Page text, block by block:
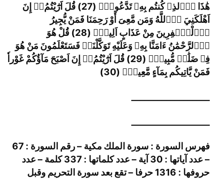
هَٰذَا اَلذِے كُنتُم بِهِۦتَدَّعُونَ (27) قُلَ اَرَٰٓيْتُمُ ۥ ٓ إِنَ
اَهْلَكَنِيَ اَللَّهُ وَمَن مَّعِىَ أَوْ رَحِمَنَا فَمَنْ يُّجِيرُ
اُلْكٰفِرِينَ مِنْ عَذَابٍ اَلِيمٖ
(28) قُلْ هُوَ
اَلرَّحْمَٰنُ ءَامَنَّا بِهِۦ وَعَلَيْهِ تَوَكَّلْنَا فَسَتَعْلَمُونَ مَنْ هُوَ
فِے ضَلَٰلٖ مُّبِينٖ (29) قُلَ اَرَٰٓيْتُمُ ۥ ٓ إِنَ اَصْبَحَ مَآؤُكُمْ غَوْراٗ
فَمَنْ يَّاتِيكُم بِمَآءٍ مَّعِينٖ (30)
فهرس السورة :
سورة الملك مكية – رقم السورة : 67
– عدد آياتها : 30 آية – عدد كلماتها : 337 كلمة – عدد
حروفها : 1316 حرفا – تقع بعد سورة التحريم وقبل